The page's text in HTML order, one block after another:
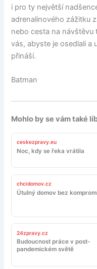
i pro ty největší
adrenalinového zážitku
nebo cesta na
vás, abyste je osedlali a
přináší.
Batman
Mohlo by se vám také
ceskezpravy.eu
Noc, kdy se řeka vrátila
chcidomov.cz
Útulný domov bez
24zpravy.cz
Budoucnost práce v post-
pandemickém světě